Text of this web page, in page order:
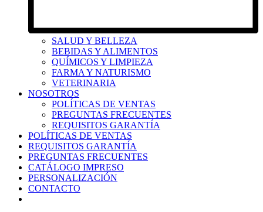
SALUD Y BELLEZA
BEBIDAS Y ALIMENTOS
QUÍMICOS Y LIMPIEZA
FARMA Y NATURISMO
VETERINARIA
NOSOTROS
POLÍTICAS DE VENTAS
PREGUNTAS FRECUENTES
REQUISITOS GARANTÍA
POLÍTICAS DE VENTAS
REQUISITOS GARANTÍA
PREGUNTAS FRECUENTES
CATÁLOGO IMPRESO
PERSONALIZACIÓN
CONTACTO